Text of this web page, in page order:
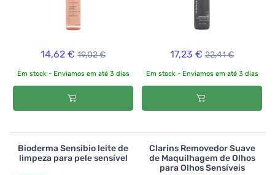
14,62 € 19,02 €
Em stock - Enviamos em até 3 dias
17,23 € 22,41 €
Em stock - Enviamos em até 3 dias
Bioderma Sensibio leite de
limpeza para pele sensível
Clarins Removedor Suave
de Maquilhagem de Olhos
para Olhos Sensíveis